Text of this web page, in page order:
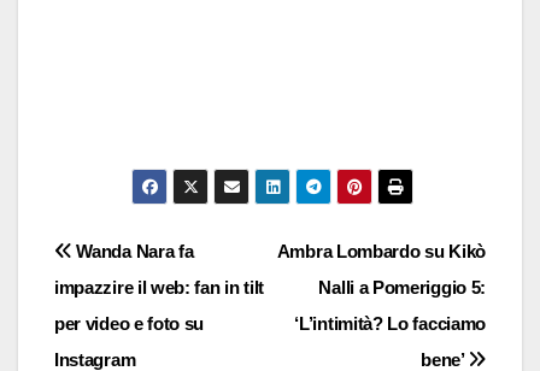
Navigazione
articoli
Ambra Lombardo su Kikò
Nalli a Pomeriggio 5:
‘L’intimità? Lo facciamo
bene’
Wanda Nara fa
impazzire il web: fan in tilt
per video e foto su
Instagram